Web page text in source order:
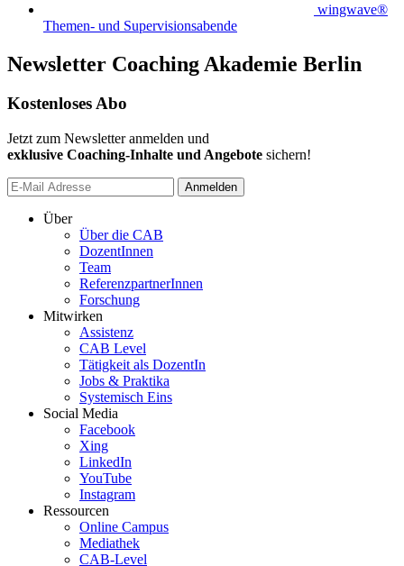
wingwave®
Themen- und Supervisionsabende
Newsletter Coaching Akademie Berlin
Kostenloses Abo
Jetzt zum Newsletter anmelden und
exklusive Coaching-Inhalte und Angebote sichern!
Anmelden
Über
Über die CAB
DozentInnen
Team
ReferenzpartnerInnen
Forschung
Mitwirken
Assistenz
CAB Level
Tätigkeit als DozentIn
Jobs & Praktika
Systemisch Eins
Social Media
Facebook
Xing
LinkedIn
YouTube
Instagram
Ressourcen
Online Campus
Mediathek
CAB-Level